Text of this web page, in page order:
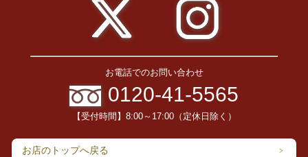
飛騨牛の定義
品種は黒毛和牛であること。
飛騨牛銘柄推進協議会登録農家制度にて
認定・登録された生産者により肥育され
ていること。
と。
お電話でのお問い合わせ
0120-41-5565
【受付時間】8:00～17:00（定休日除く）
お店のトップへ戻る